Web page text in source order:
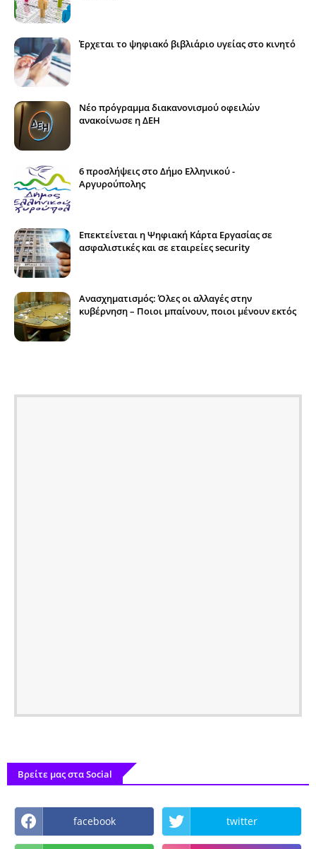
Έρχεται το ψηφιακό βιβλιάριο υγείας στο κινητό
Νέο πρόγραμμα διακανονισμού οφειλών
ανακοίνωσε η ΔΕΗ
6 προσλήψεις στο Δήμο Ελληνικού -
Αργυρούπολης
Επεκτείνεται η Ψηφιακή Κάρτα Εργασίας σε
ασφαλιστικές και σε εταιρείες security
Ανασχηματισμός: Όλες οι αλλαγές στην
κυβέρνηση – Ποιοι μπαίνουν, ποιοι μένουν εκτός
Βρείτε μας στα Social
facebook twitter